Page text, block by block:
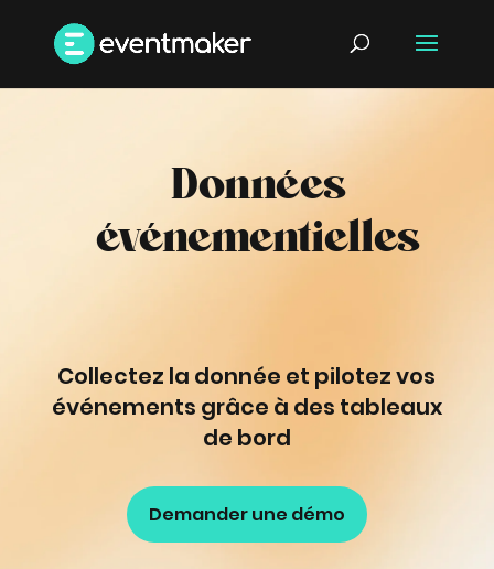
Données
événementielles
Collectez la donnée et pilotez vos
événements grâce à des tableaux
de bord
Demander une démo